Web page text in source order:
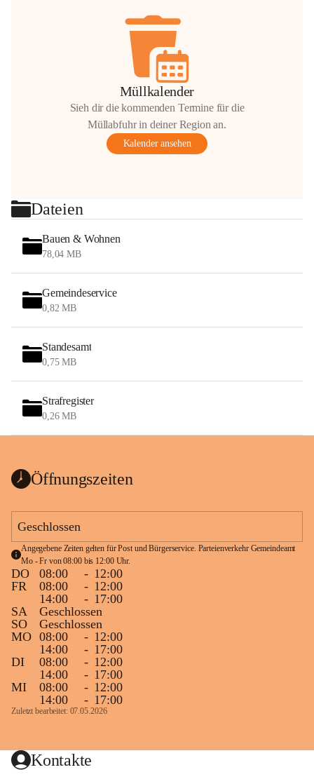
Müllkalender
Sieh dir die kommenden Termine für die
Müllabfuhr in deiner Region an.
Kalender ansehen
Dateien
Bauen & Wohnen
78,04 MB
Gemeindeservice
0,82 MB
Standesamt
0,75 MB
Strafregister
0,26 MB
Öffnungszeiten
Geschlossen
Angegebene Zeiten gelten für Post und Bürgerservice. Parteienverkehr Gemeindeamt
Mo - Fr von 08:00 bis 12:00 Uhr.
DO 08:00 - 12:00
FR
08:00 - 12:00
14:00
- 17:00
SA
Geschlossen
SO
Geschlossen
MO 08:00 - 12:00
14:00
- 17:00
DI
08:00 - 12:00
14:00
- 17:00
MI
08:00 - 12:00
14:00
- 17:00
Zuletzt bearbeitet: 07.05.2026
Kontakte